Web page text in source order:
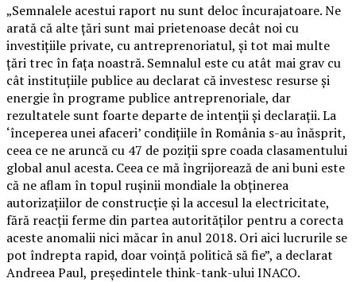
„Semnalele acestui raport nu sunt deloc încurajatoare. Ne
arată că alte ţări sunt mai prietenoase decât noi cu
investiţiile private, cu antreprenoriatul, şi tot mai multe
ţări trec în faţa noastră. Semnalul este cu atât mai grav cu
cât instituţiile publice au declarat că investesc resurse şi
energie în programe publice antreprenoriale, dar
rezultatele sunt foarte departe de intenţii şi declaraţii. La
‘începerea unei afaceri’ condiţiile în România s-au înăsprit,
ceea ce ne aruncă cu 47 de poziţii spre coada clasamentului
global anul acesta. Ceea ce mă îngrijorează de ani buni este
că ne aflam în topul ruşinii mondiale la obţinerea
autorizaţiilor de construcţie şi la accesul la electricitate,
fără reacţii ferme din partea autorităţilor pentru a corecta
aceste anomalii nici măcar în anul 2018. Ori aici lucrurile se
pot îndrepta rapid, doar voinţă politică să fie”, a declarat
Andreea Paul, preşedintele think-tank-ului INACO.